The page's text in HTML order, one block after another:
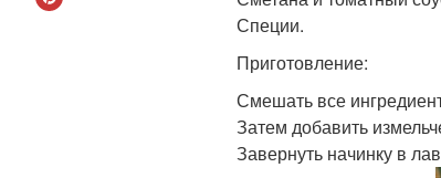
Специи.
Приготовление:
Смешать все
Затем добавить
Завернуть начинку в